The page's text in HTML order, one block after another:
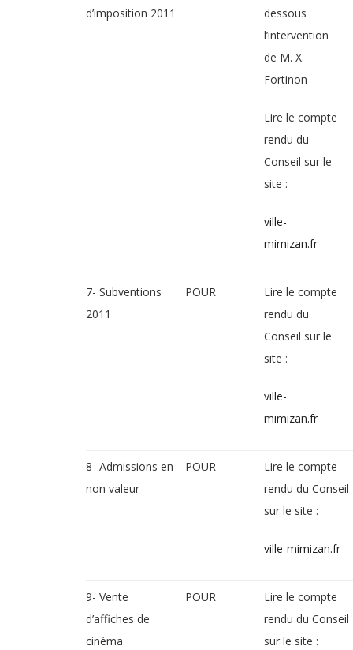
d’imposition 2011
dessous
l’intervention
de M. X.
Fortinon
Lire le compte
rendu du
Conseil sur le
site :
ville-
mimizan.fr
7- Subventions
2011
POUR
Lire le compte
rendu du
Conseil sur le
site :
ville-
mimizan.fr
8- Admissions en
non valeur
POUR
Lire le compte
rendu du Conseil
sur le site :
ville-mimizan.fr
9- Vente
d’affiches de
cinéma
POUR
Lire le compte
rendu du Conseil
sur le site :